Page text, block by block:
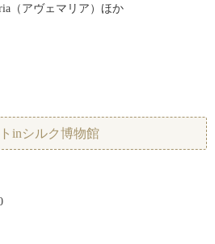
（アヴェマリア）ほか
inシルク博物館